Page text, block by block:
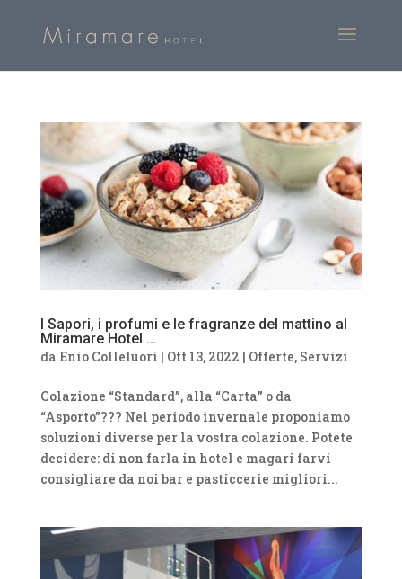
I Sapori, i profumi e le fragranze del mattino al
Miramare Hotel …
da Enio Colleluori | Ott 13, 2022 | Offerte, Servizi
Colazione “Standard”, alla “Carta” o da
“Asporto”??? Nel periodo invernale proponiamo
soluzioni diverse per la vostra colazione. Potete
decidere: di non farla in hotel e magari farvi
consigliare da noi bar e pasticcerie migliori...